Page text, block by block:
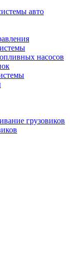
авто
насосов
грузовиков